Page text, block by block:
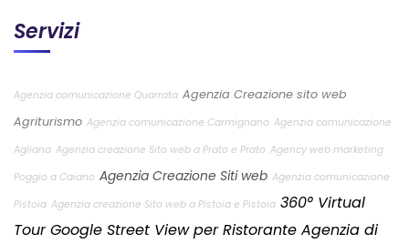
Servizi
Agenzia comunicazione Quarrata Agenzia Creazione sito web
Agriturismo Agenzia comunicazione Carmignano Agenzia comunicazione
Agliana Agenzia creazione Sito web a Prato e Prato Agency web marketing
Poggio a Caiano Agenzia Creazione Siti web Agenzia comunicazione
Pistoia Agenzia creazione Sito web a Pistoia e Pistoia 360° Virtual
Tour Google Street View per Ristorante Agenzia di